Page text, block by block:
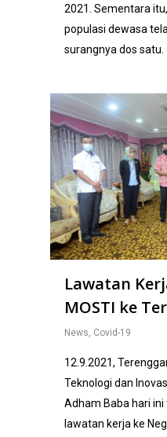
2021. Sementara
populasi dewasa
surangnya dos satu.
Lawatan
MOSTI ke
News, Covid-19
12.9.2021,
Teknologi dan
Adham Baba hari
lawatan kerja ke